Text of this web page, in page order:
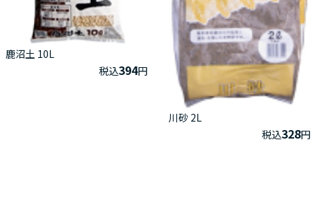
鹿沼土 10L
税込394円
川砂 2L
税込328円